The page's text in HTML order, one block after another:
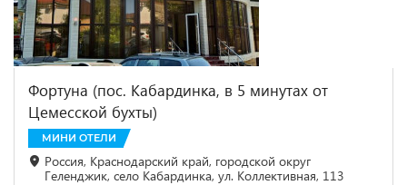
Фортуна (пос. Кабардинка, в 5 минутах от
Цемесской бухты)
МИНИ ОТЕЛИ
Россия, Краснодарский край, городской округ
Геленджик, село Кабардинка, ул. Коллективная, 113